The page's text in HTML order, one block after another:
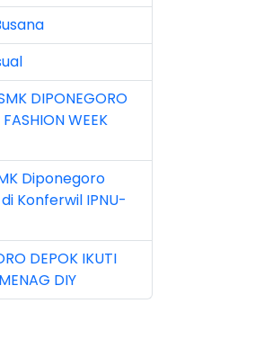
DIPONEGORO
WEEK
Diponegoro
Konferwil IPNU-
DEPOK IKUTI
DIY